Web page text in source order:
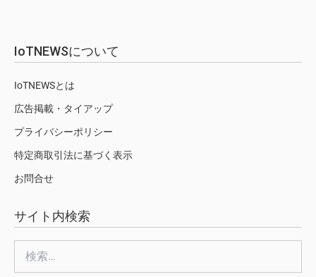
IoTNEWSについて
IoTNEWSとは
広告掲載・タイアップ
プライバシーポリシー
特定商取引法に基づく表示
お問合せ
サイト内検索
索: